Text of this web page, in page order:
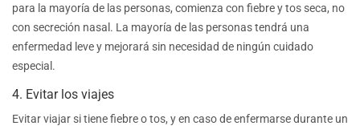
para la mayoría de las personas, comienza con fiebre y tos seca, no
con secreción nasal. La mayoría de las personas tendrá una
enfermedad leve y mejorará sin necesidad de ningún cuidado
especial.
4. Evitar los viajes
Evitar viajar si tiene fiebre o tos, y en caso de enfermarse durante un